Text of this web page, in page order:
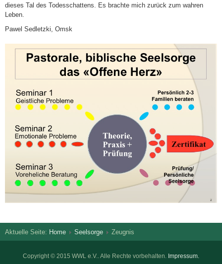
dieses Tal des Todesschattens. Es brachte mich zurück zum wahren
Leben.
Pawel Sedletzki, Omsk
Aktuelle Seite: Home Seelsorge Zeugnis
Copyright © 2015 WWL e.V.. Alle Rechte vorbehalten. Impressum.